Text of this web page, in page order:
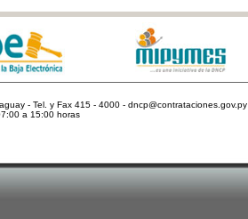
- Tel. y Fax 415 - 4000 - dncp@contrataciones.gov.py
a 15:00 horas